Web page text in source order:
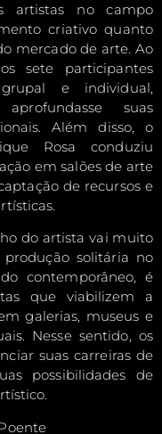
artistas no campo
criativo quanto
mercado de arte. Ao
sete participantes
grupal e individual,
suas
Além disso, o
Rosa conduziu
em salões de arte
de recursos e
do artista vai muito
solitária no
contemporâneo, é
que viabilizem a
galerias, museus e
Nesse sentido, os
suas carreiras de
possibilidades de